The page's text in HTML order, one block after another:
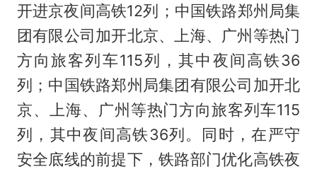
开进京夜间高铁12列；中国铁路郑州局集
团有限公司加开北京、上海、广州等热门
方向旅客列车115列，其中夜间高铁36
列；中国铁路郑州局集团有限公司加开北
京、上海、广州等热门方向旅客列车115
列，其中夜间高铁36列。同时，在严守
安全底线的前提下，铁路部门优化高铁夜